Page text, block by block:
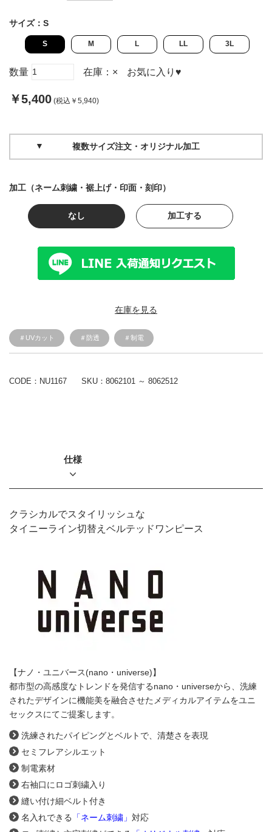
サイズ： S
S M L LL 3L
数量 在庫： × お気に入り ♥
￥5,400 (税込￥5,940)
複数サイズ注文・オリジナル加工
加工（ネーム刺繍・裾上げ・印面・刻印）
なし 加工する
在庫を見る
＃UVカット ＃防透 ＃制電
CODE：NU1167 SKU： 8062101 ～ 8062512
仕様
クラシカルでスタイリッシュな
タイニーライン切替えベルテッドワンピース
【ナノ・ユニバース(nano・universe)】
都市型の高感度なトレンドを発信するnano・universeから、洗練
されたデザインに機能美を融合させたメディカルアイテムをユニ
セックスにてご提案します。
洗練されたパイピングとベルトで、清楚さを表現
セミフレアシルエット
制電素材
右袖口にロゴ刺繍入り
縫い付け細ベルト付き
名入れできる
「ネーム刺繍」 対応